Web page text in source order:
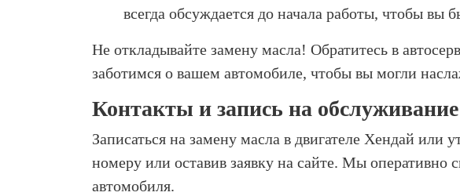
всегда обсуждается до начала работы, чтобы вы
Не откладывайте замену масла! Обратитесь в
заботимся о вашем автомобиле, чтобы вы могли
Контакты и запись на обслуживание
Записаться на замену масла в двигателе Хендай
номеру или оставив заявку на сайте. Мы оперативно
автомобиля.